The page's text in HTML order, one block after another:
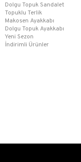
Dolgu Topuk Sandalet
Topuklu Terlik
Makosen Ayakkabı
Dolgu Topuk Ayakkabı
Yeni Sezon
İndirimli Ürünler